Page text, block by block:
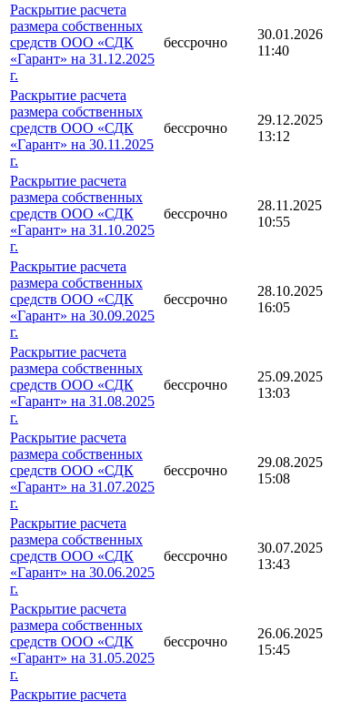
Раскрытие расчета
размера собственных
средств ООО «СДК
«Гарант» на 31.12.2025
г.
бессрочно
30.01.2026
11:40
Раскрытие расчета
размера собственных
средств ООО «СДК
«Гарант» на 30.11.2025
г.
бессрочно
29.12.2025
13:12
Раскрытие расчета
размера собственных
средств ООО «СДК
«Гарант» на 31.10.2025
г.
бессрочно
28.11.2025
10:55
Раскрытие расчета
размера собственных
средств ООО «СДК
«Гарант» на 30.09.2025
г.
бессрочно
28.10.2025
16:05
Раскрытие расчета
размера собственных
средств ООО «СДК
«Гарант» на 31.08.2025
г.
бессрочно
25.09.2025
13:03
Раскрытие расчета
размера собственных
средств ООО «СДК
«Гарант» на 31.07.2025
г.
бессрочно
29.08.2025
15:08
Раскрытие расчета
размера собственных
средств ООО «СДК
«Гарант» на 30.06.2025
г.
бессрочно
30.07.2025
13:43
Раскрытие расчета
размера собственных
средств ООО «СДК
«Гарант» на 31.05.2025
г.
бессрочно
26.06.2025
15:45
Раскрытие расчета